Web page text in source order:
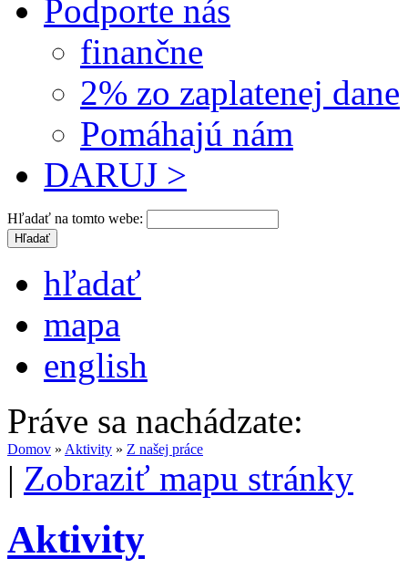
Podporte nás
finančne
2% zo zaplatenej dane
Pomáhajú nám
DARUJ >
Hľadať na tomto webe:
hľadať
mapa
english
Práve sa nachádzate:
Domov » Aktivity » Z našej práce
| Zobraziť mapu stránky
Aktivity